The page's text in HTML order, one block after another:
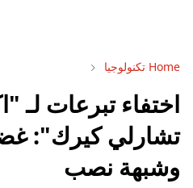
Home تكنولوجيا
اختفاء تبرعات
تشارلي كيرك":
وشبهة نصب